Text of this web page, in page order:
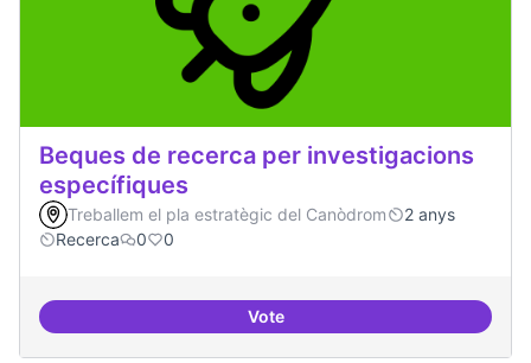
Beques de recerca per investigacions
específiques
Treballem el pla estratègic del Canòdrom
2 anys
Recerca
0 0
VoteBeques de recerca per